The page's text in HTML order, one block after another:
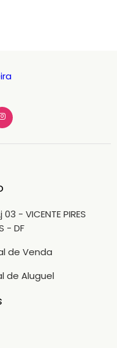
- VICENTE PIRES
- DF
de Venda
de Aluguel